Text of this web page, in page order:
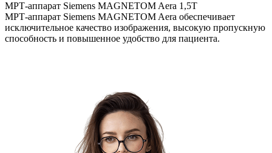
МРТ-аппарат Siemens MAGNETOM Aera 1,5Т
МРТ-аппарат Siemens MAGNETOM Aera обеспечивает
исключительное качество изображения, высокую пропускную
способность и повышенное удобство для пациента.